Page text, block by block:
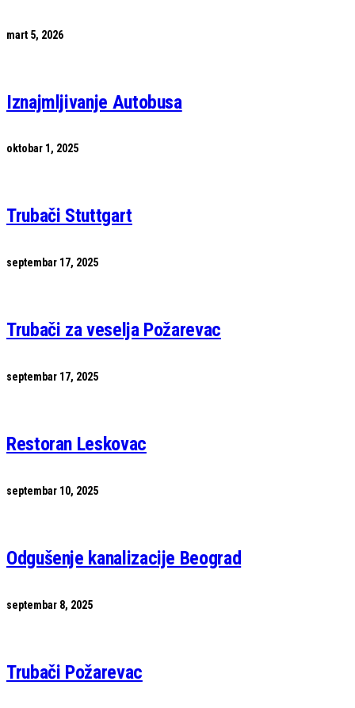
mart 5, 2026
Iznajmljivanje Autobusa
oktobar 1, 2025
Trubači Stuttgart
septembar 17, 2025
Trubači za veselja Požarevac
septembar 17, 2025
Restoran Leskovac
septembar 10, 2025
Odgušenje kanalizacije Beograd
septembar 8, 2025
Trubači Požarevac